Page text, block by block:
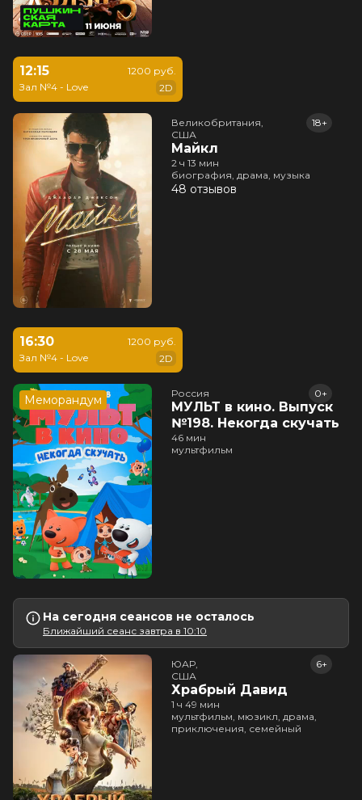
12:15
Зал №4 - Love
1200 руб.
2D
Великобритания,
США
Майкл
18+
2 ч 13 мин
биография, драма, музыка
48 отзывов
16:30
Зал №4 - Love
1200 руб.
2D
Меморандум Россия
МУЛЬТ в кино. Выпуск
№198. Некогда скучать
0+
46 мин
мультфильм
На сегодня сеансов не осталось
Ближайший сеанс завтра в 10:10
ЮАР,
США
Храбрый Давид
6+
1 ч 49 мин
мультфильм, мюзикл, драма,
приключения, семейный